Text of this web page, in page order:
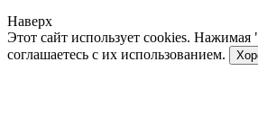
Наверх
Этот сайт использует cookies.
соглашаетесь с их использованием.